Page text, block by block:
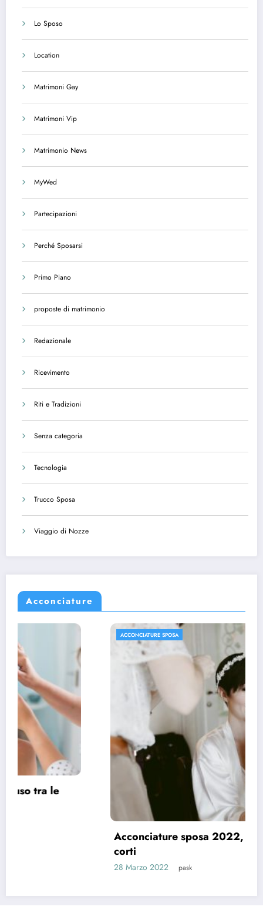
Lo Sposo
Location
Matrimoni Gay
Matrimoni Vip
Matrimonio News
MyWed
Partecipazioni
Perché Sposarsi
Primo Piano
proposte di matrimonio
Redazionale
Ricevimento
Riti e Tradizioni
Senza categoria
Tecnologia
Trucco Sposa
Viaggio di Nozze
Acconciature
Acconciature sposa 2022, spazio ai capelli